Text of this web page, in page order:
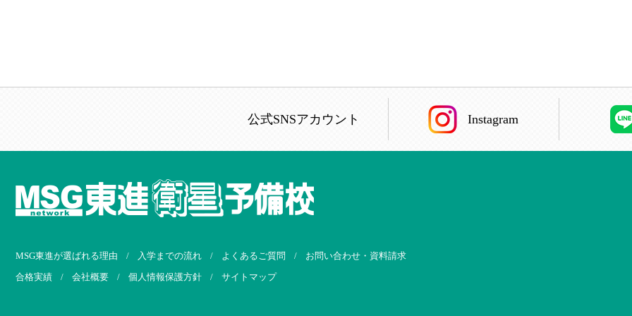
公式SNSアカウント Instagram
MSG東進が選ばれる理由 / 入学までの流れ / よくあるご質問 /
お問い合わせ・資料請求
合格実績
/ 会社概要 / 個人情報保護方針 / サイトマップ